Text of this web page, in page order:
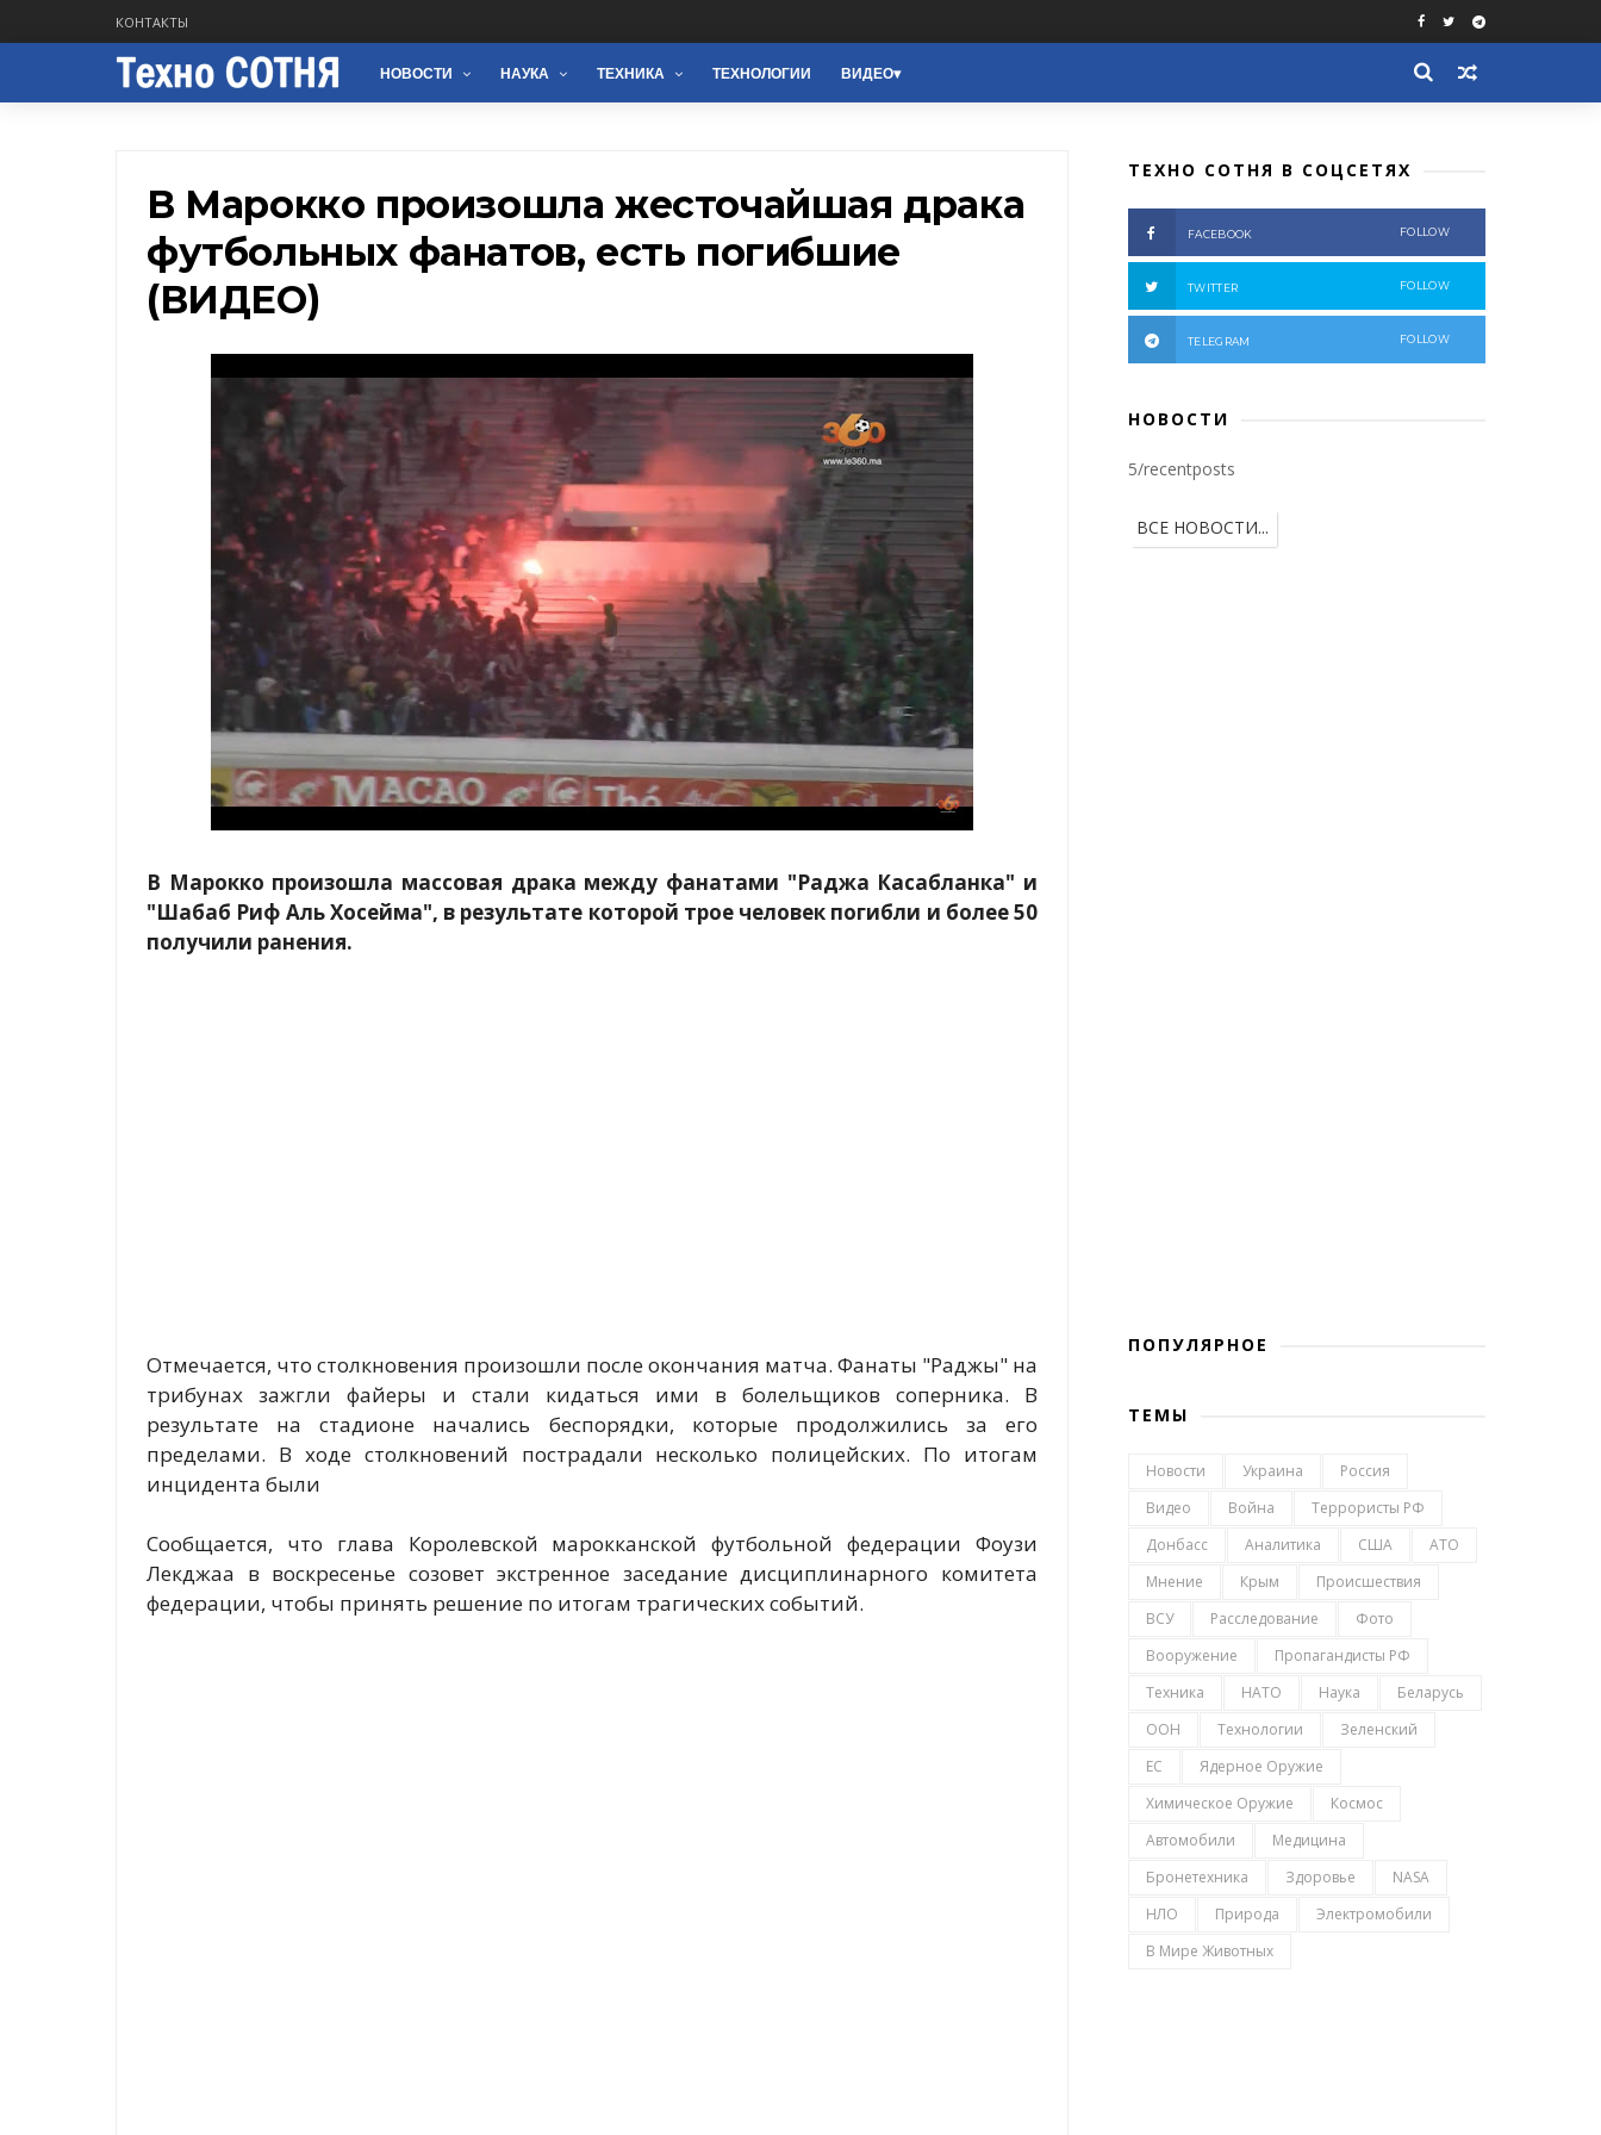
КОНТАКТЫ
НОВОСТИ НАУКА ТЕХНИКА ТЕХНОЛОГИИ ВИДЕО
В Марокко произошла жесточайшая драка
футбольных фанатов, есть погибшие
(ВИДЕО)
В Марокко произошла массовая драка между фанатами "Раджа Касабланка" и
"Шабаб Риф Аль Хосейма", в результате которой трое человек погибли и более 50
получили ранения.
Отмечается, что столкновения произошли после окончания матча. Фанаты "Раджы" на
трибунах зажгли файеры и стали кидаться ими в болельщиков соперника. В
результате на стадионе начались беспорядки, которые продолжились за его
пределами. В ходе столкновений пострадали несколько полицейских. По итогам
инцидента были
Сообщается, что глава Королевской марокканской футбольной федерации Фоузи
Лекджаа в воскресенье созовет экстренное заседание дисциплинарного комитета
федерации, чтобы принять решение по итогам трагических событий.
ТЕХНО СОТНЯ В СОЦСЕТЯХ
FACEBOOK FOLLOW
TWITTER FOLLOW
TELEGRAM FOLLOW
НОВОСТИ
5/recentposts
ВСЕ НОВОСТИ...
ПОПУЛЯРНОЕ
ТЕМЫ
Новости Украина
Россия
Видео
Война
Террористы РФ
Донбасс
Аналитика США
АТО
Мнение
Крым
Происшествия
ВСУ
Расследование
Фото
Вооружение
Пропагандисты РФ
Техника
НАТО Наука
Беларусь
ООН
Технологии
Зеленский
ЕС
Ядерное Оружие
Химическое Оружие
Космос
Автомобили
Медицина
Бронетехника
Здоровье
NASA
НЛО
Природа
Электромобили
В Мире Животных